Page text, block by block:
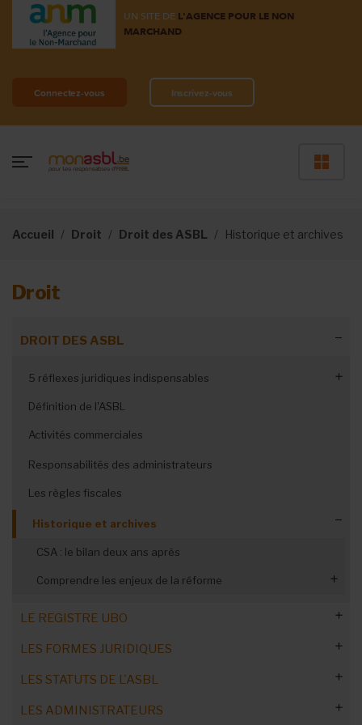
UN SITE DE L'AGENCE POUR LE NON
MARCHAND
Connectez-vous Inscrivez-vous
Accueil Droit Droit des ASBL Historique et archives
Droit
DROIT DES ASBL
5 réflexes juridiques indispensables
Transformation en société coopérative
Définition de l'ASBL
Activités commerciales
Responsabilités des administrateurs
Les règles fiscales
Historique et archives
CSA : le bilan deux ans après
Comprendre les enjeux de la réforme
Les thèmes oubliés de la réforme
LE REGISTRE UBO
Commandez notre Guide Pratique
Blanchiment et terrorisme
Remplir/confirmer tous les ans
LES FORMES JURIDIQUES
Quel statut juridique choisir ?
C'est quoi une ASBL ?
Les fédérations associatives
LES STATUTS DE L'ASBL
Mettre à jour les statuts d'ici 2024
LES ADMINISTRATEURS